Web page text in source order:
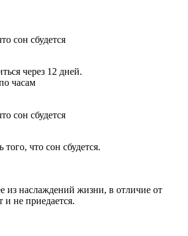
сон сбудется
через 12 дней.
часам
сон сбудется
что сон сбудется.
из наслаждений жизни, в отличие от
и не приедается.